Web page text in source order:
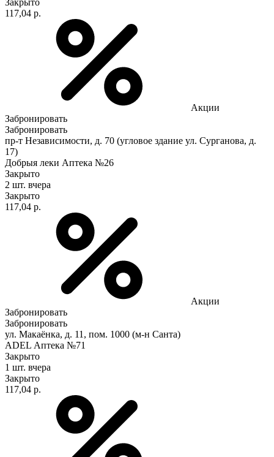
117,04 р.
Акции
Забронировать
Забронировать
пр-т Независимости, д. 70 (угловое здание ул. Сурганова, д.
17)
Добрыя леки Аптека №26
Закрыто
2 шт. вчера
Закрыто
117,04 р.
Акции
Забронировать
Забронировать
ул. Макаёнка, д. 11, пом. 1000 (м-н Санта)
ADEL Аптека №71
Закрыто
1 шт. вчера
Закрыто
117,04 р.